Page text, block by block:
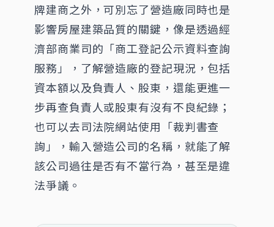
牌建商之外，可別忘了營造廠同時也是
影響房屋建築品質的關鍵，像是透過經
濟部商業司的「商工登記公示資料查詢
服務」，了解營造廠的登記現況，包括
資本額以及負責人、股東，還能更進一
步再查負責人或股東有沒有不良紀錄；
也可以去司法院網站使用「裁判書查
詢」，輸入營造公司的名稱，就能了解
該公司過往是否有不當行為，甚至是違
法爭議。